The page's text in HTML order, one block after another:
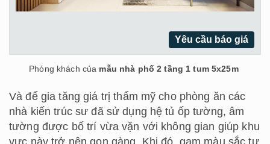
Yêu cầu báo giá
Phòng khách của mẫu nhà phố 2 tầng 1 tum 5x25m
Và để gia tăng giá trị thẩm mỹ cho phòng ăn các
nhà kiến trúc sư đã sử dụng hệ tủ ốp tường, âm
tường được bố trí vừa vặn với không gian giúp khu
vực này trở nên gọn gàng. Khi đó, gam màu sắc tự